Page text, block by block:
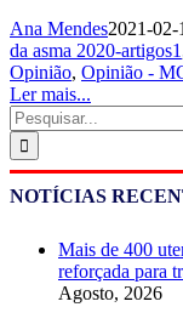
Ana Mendes2021-
da asma 2020-artigos1
Opinião, Opinião -
Ler mais...
Pesquisar
NOTÍCIAS
Mais de 400
reforçada para
Agosto, 2026